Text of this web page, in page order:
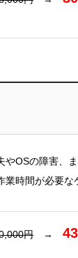
やOSの障害、
業時間が必要な
円→